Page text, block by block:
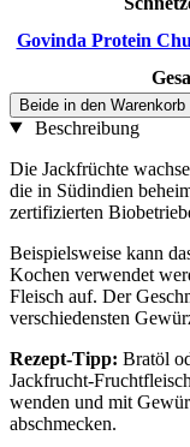
Govinda Protein
Beide in den Warenkorb
Beschreibung
Die Jackfrüchte
die in Südindien
zertifizierten
Beispielsweise kann
Kochen verwendet
Fleisch auf. Der
verschiedensten
Rezept-Tipp: Bratöl
Jackfrucht-
wenden und mit
abschmecken.